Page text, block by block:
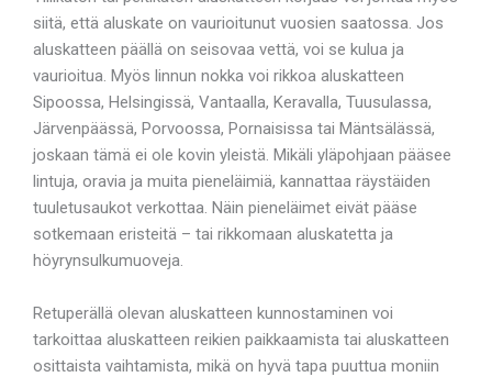
siitä, että aluskate on vaurioitunut vuosien saatossa. Jos
aluskatteen päällä on seisovaa vettä, voi se kulua ja
vaurioitua. Myös linnun nokka voi rikkoa aluskatteen
Sipoossa, Helsingissä, Vantaalla, Keravalla, Tuusulassa,
Järvenpäässä, Porvoossa, Pornaisissa tai Mäntsälässä,
joskaan tämä ei ole kovin yleistä. Mikäli yläpohjaan pääsee
lintuja, oravia ja muita pieneläimiä, kannattaa räystäiden
tuuletusaukot verkottaa. Näin pieneläimet eivät pääse
sotkemaan eristeitä – tai rikkomaan aluskatetta ja
höyrynsulkumuoveja.
Retuperällä olevan aluskatteen kunnostaminen voi
tarkoittaa aluskatteen reikien paikkaamista tai aluskatteen
osittaista vaihtamista, mikä on hyvä tapa puuttua moniin